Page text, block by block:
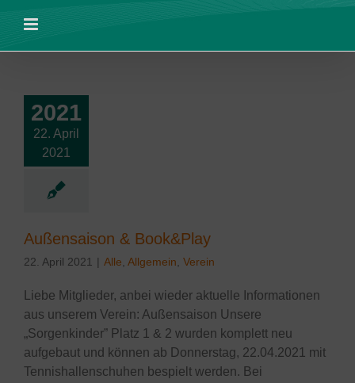
Inhalt
2021
22. April
2021
&
Verein
Außensaison & Book&Play
22. April 2021 | Alle Allgemein Verein
Liebe Mitglieder, anbei wieder aktuelle Informationen
aus unserem Verein: Außensaison Unsere
„Sorgenkinder” Platz 1 & 2 wurden komplett neu
aufgebaut und können ab Donnerstag, 22.04.2021 mit
Tennishallenschuhen bespielt werden. Bei